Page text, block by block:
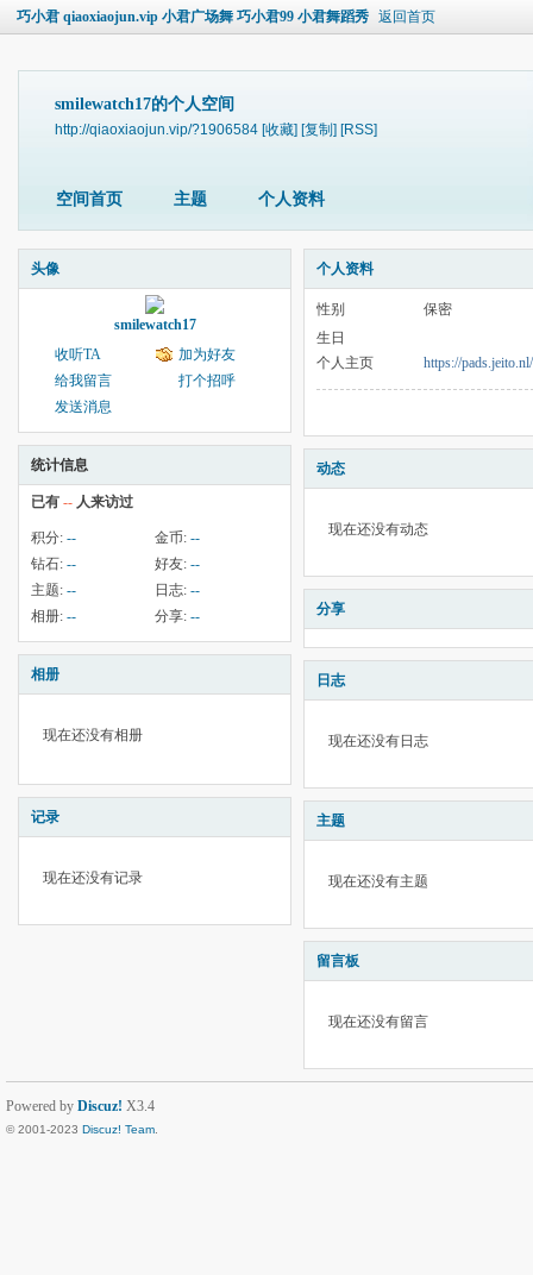
巧小君 qiaoxiaojun.vip 小君广场舞 巧小君99 小君舞蹈秀 返回首页
smilewatch17的个人空间
http://qiaoxiaojun.vip/?1906584 [收藏] [复制] [RSS]
空间首页 主题 个人资料
头像
smilewatch17
收听TA
加为好友
给我留言
打个招呼
发送消息
统计信息
已有 -- 人来访过
积分: -- 金币: --
钻石: -- 好友: --
主题: -- 日志: --
相册: -- 分享: --
相册
现在还没有相册
记录
现在还没有记录
个人资料
性别
保密
生日
个人主页
https://
动态
现在还没有动态
分享
日志
现在还没有日志
主题
现在还没有主题
留言板
现在还没有留言
Powered by Discuz! X3.4
© 2001-2023 Discuz! Team